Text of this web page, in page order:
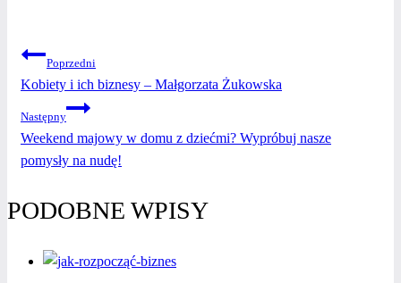
NAWIGACJA
WPISU
Poprzedni
Kobiety i ich biznesy – Małgorzata Żukowska
Następny
Weekend majowy w domu z dziećmi? Wypróbuj nasze
pomysły na nudę!
PODOBNE WPISY